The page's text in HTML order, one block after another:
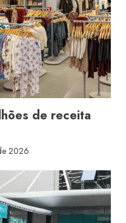
de receita
2026